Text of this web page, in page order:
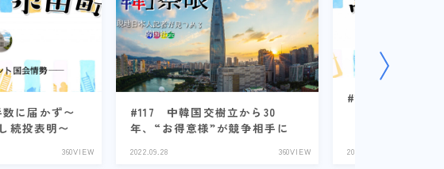
に届かず〜
続投表明〜
360VIEW
#117 中韓国交樹立から30
年、“お得意様”が競争相手に
2022.09.28 360VIEW
#145 安倍派4氏
2024.03.28